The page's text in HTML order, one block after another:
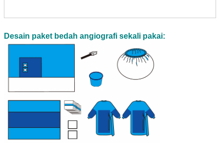
Desain paket bedah angiografi sekali pakai: